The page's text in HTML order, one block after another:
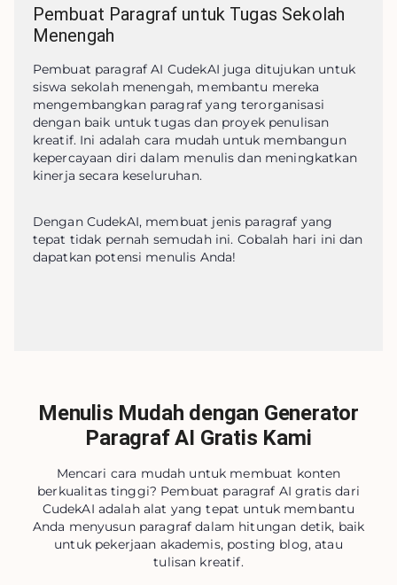
Pembuat Paragraf untuk Tugas Sekolah
Menengah
Pembuat paragraf AI CudekAI juga ditujukan untuk
siswa sekolah menengah, membantu mereka
mengembangkan paragraf yang terorganisasi
dengan baik untuk tugas dan proyek penulisan
kreatif. Ini adalah cara mudah untuk membangun
kepercayaan diri dalam menulis dan meningkatkan
kinerja secara keseluruhan.
Dengan CudekAI, membuat jenis paragraf yang
tepat tidak pernah semudah ini. Cobalah hari ini dan
dapatkan potensi menulis Anda!
Menulis Mudah dengan Generator
Paragraf AI Gratis Kami
Mencari cara mudah untuk membuat konten
berkualitas tinggi? Pembuat paragraf AI gratis dari
CudekAI adalah alat yang tepat untuk membantu
Anda menyusun paragraf dalam hitungan detik, baik
untuk pekerjaan akademis, posting blog, atau
tulisan kreatif.